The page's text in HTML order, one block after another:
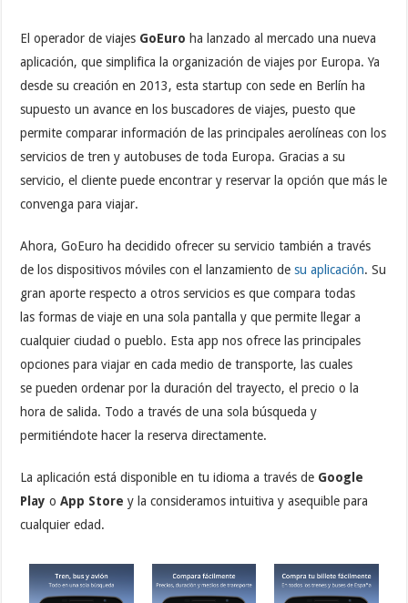
El operador de viajes GoEuro ha lanzado al mercado una nueva
aplicación, que simplifica la organización de viajes por Europa. Ya
desde su creación en 2013, esta start­up con sede en Berlín ha
supuesto un avance en los buscadores de viajes, puesto que
permite comparar información de las principales aerolíneas con los
servicios de tren y autobuses de toda Europa. Gracias a su
servicio, el cliente puede encontrar y reservar la opción que más le
convenga para viajar.
Ahora, GoEuro ha decidido ofrecer su servicio también a través
de los dispositivos móviles con el lanzamiento desu aplicación. Su
gran aporte respecto a otros servicios es que compara todas
las formas de viaje en una sola pantalla y que permite llegar a
cualquier ciudad o pueblo. Esta app nos ofrece las principales
opciones para viajar en cada medio de transporte, las cuales
se pueden ordenar por la duración del trayecto, el precio o la
hora de salida. Todo a través de una sola búsqueda y
permitiéndote hacer la reserva directamente.
La aplicación está disponible en tu idioma a través de Google
Play oApp Store y la consideramos intuitiva y asequible para
cualquier edad.